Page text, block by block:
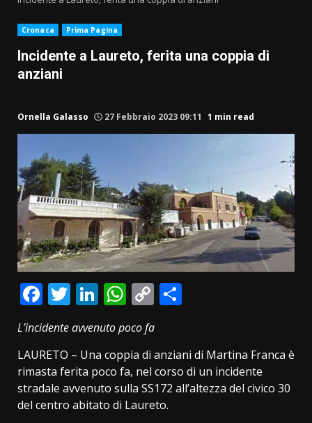
Cronaca Prima Pagina
Incidente a Laureto, ferita una coppia di
anziani
Ornella Galasso 27 Febbraio 2023 09:11 1 min read
Facebook
Twitter
LinkedIn
WhatsApp
Copy
L’incidente avvenuto poco fa
LAURETO – Una coppia di anziani di Martina Franca è
rimasta ferita poco fa, nel corso di un incidente
stradale avvenuto sulla SS172 all’altezza del civico 30
del centro abitato di Laureto.